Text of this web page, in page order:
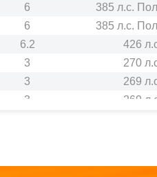
6
385 л.с.
6
385 л.с.
6.2
426
3
270
3
269
3
269
101